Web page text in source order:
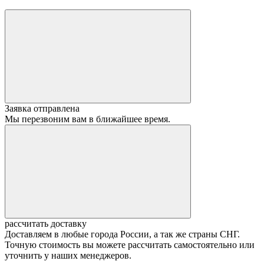
Заявка отправлена
Мы перезвоним вам в ближайшее время.
рассчитать доставку
Доставляем в любые города России, а так же страны СНГ.
Точную стоимость вы можете рассчитать самостоятельно или
уточнить у наших менеджеров.